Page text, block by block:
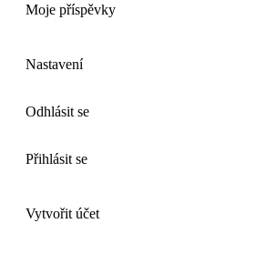
Moje příspěvky
Nastavení
Odhlásit se
Přihlásit se
Vytvořit účet